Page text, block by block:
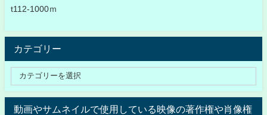
t112-1000ｍ
カテゴリー
動画やサムネイルで使用している映像の著作権や肖像権